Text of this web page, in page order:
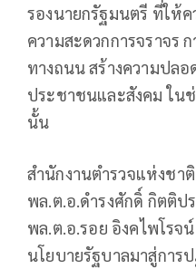
รองนายกรัฐมนตรี ที่ให้
ความสะดวกการจราจร
ทางถนน สร้างความปล
ประชาชนและสังคม ใน
นั้น
สำนักงานตำรวจแห่งชา
พล.ต.อ.ดำรงศักดิ์ กิตติป
พล.ต.อ.รอย อิงคไพโรจ
นโยบายรัฐบาลมาสู่การ